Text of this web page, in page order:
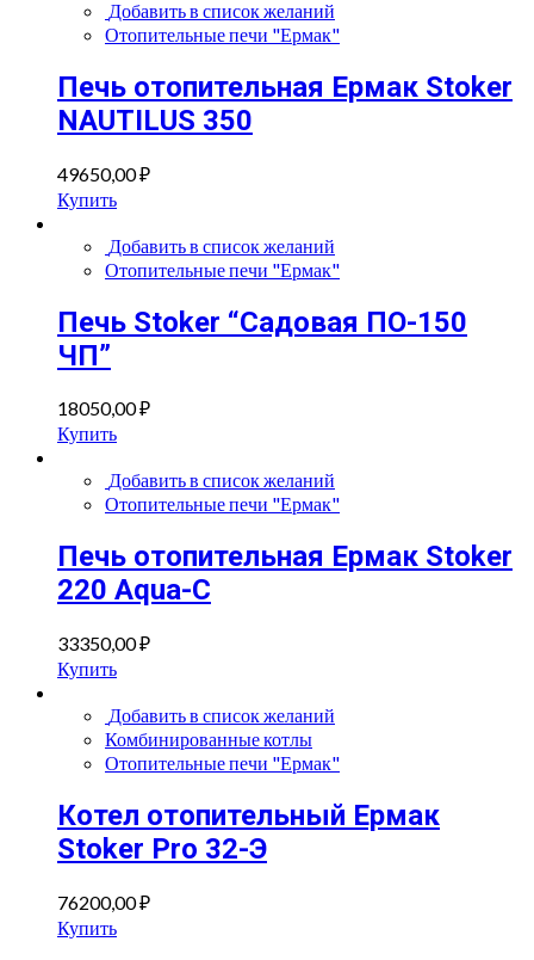
Добавить в список желаний
Отопительные печи "Ермак"
Печь отопительная Ермак Stoker
NAUTILUS 350
49650,00₽
Купить
Добавить в список желаний
Отопительные печи "Ермак"
Печь Stoker “Садовая ПО-150
ЧП”
18050,00₽
Купить
Добавить в список желаний
Отопительные печи "Ермак"
Печь отопительная Ермак Stoker
220 Aqua-C
33350,00₽
Купить
Добавить в список желаний
Комбинированные котлы
Отопительные печи "Ермак"
Котел отопительный Ермак
Stoker Pro 32-Э
76200,00₽
Купить